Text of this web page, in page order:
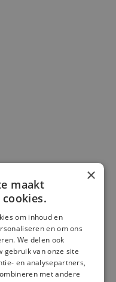
×
maakt
om inhoud en
en om ons
We delen ook
gebruik van onze site
en analysepartners,
met andere